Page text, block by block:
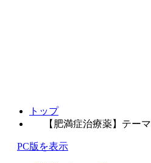
トップ
【肥満症治療薬】テーマ
PC版を表示